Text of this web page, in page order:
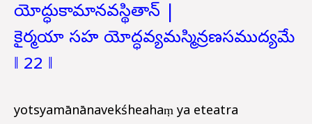
యోద్ధుకామానవస్థితాన్ |
కైర్మయా సహ యోద్ధవ్యమస్మిన్రణసముద్యమే
‖ 22 ‖
yotsyamānānavekśheahaṃ ya eteatra